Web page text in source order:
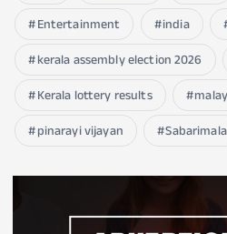
Entertainment
india
kerala assembly election 2026
Kerala lottery results
pinarayi vijayan
Sabarimala